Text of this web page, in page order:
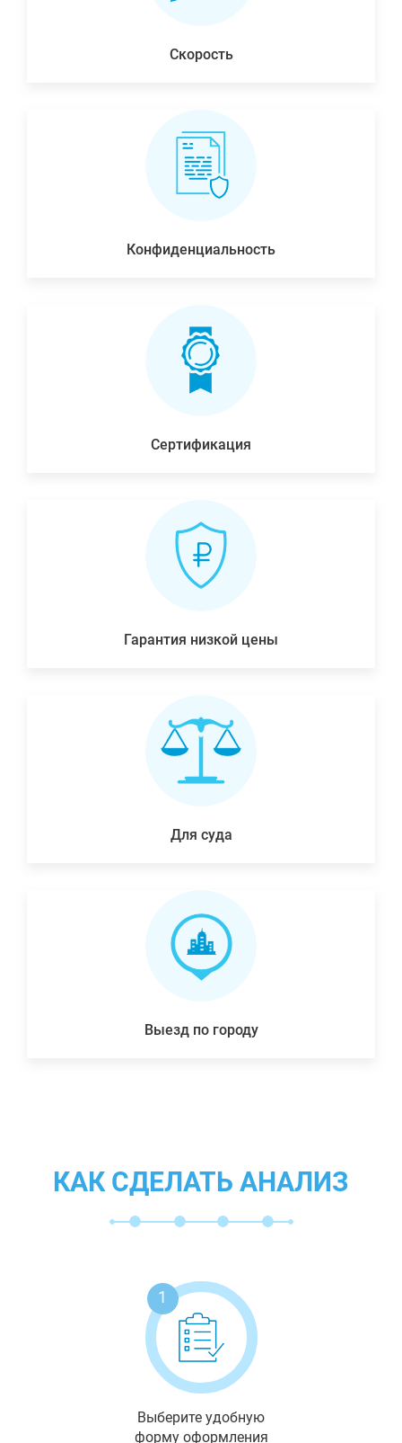
Скорость
Конфиденциальность
Сертификация
Гарантия низкой цены
Для суда
Выезд по городу
КАК СДЕЛАТЬ АНАЛИЗ
1
Выберите удобную
форму оформления